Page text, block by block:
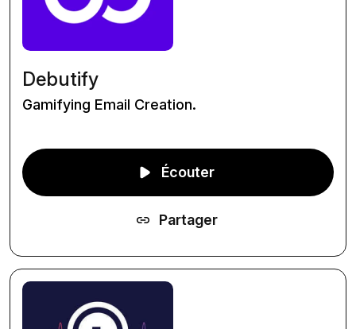
Debutify
Gamifying Email Creation.
Écouter
Partager